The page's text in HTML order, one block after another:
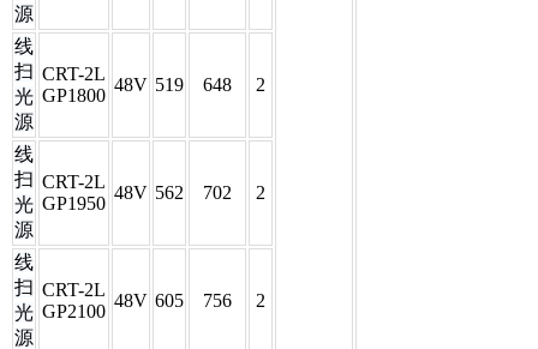
源
线
扫
光
源
CRT-2L
GP1800
48V 519 648 2
线
扫
光
源
CRT-2L
GP1950
48V 562 702 2
线
扫
光
源
CRT-2L
GP2100
48V 605 756 2